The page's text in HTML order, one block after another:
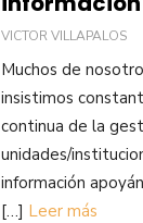
VICTOR VILLAPALOS
Muchos de
insistimos
continua de la
unidades/
información
[…] Leer más